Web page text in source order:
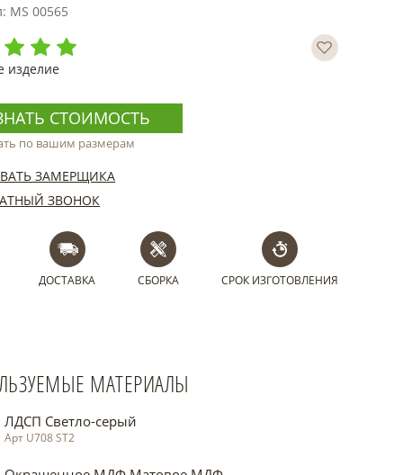
MS 00565
изделие
СТОИМОСТЬ
по вашим размерам
ЗАМЕРЩИКА
ЗВОНОК
ДОСТАВКА СБОРКА СРОК ИЗГОТОВЛЕНИЯ
МАТЕРИАЛЫ
ЛДСП Светло-серый
Арт U708 ST2